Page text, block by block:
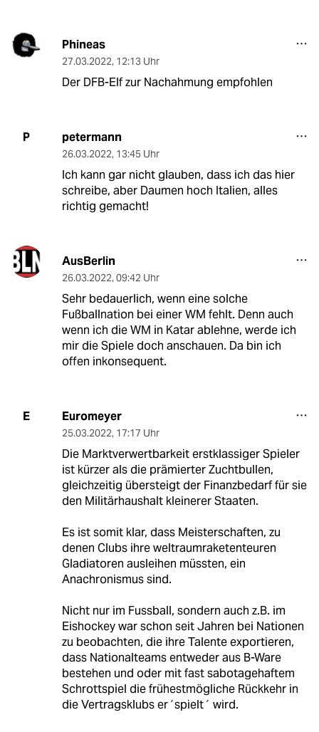
Phineas
27.03.2022, 12:13 Uhr
Der DFB-Elf zur Nachahmung empfohlen
P petermann
26.03.2022, 13:45 Uhr
Ich kann gar nicht glauben, dass ich das hier
schreibe, aber Daumen hoch Italien, alles
richtig gemacht!
AusBerlin
26.03.2022, 09:42 Uhr
Sehr bedauerlich, wenn eine solche
Fußballnation bei einer WM fehlt. Denn auch
wenn ich die WM in Katar ablehne, werde ich
mir die Spiele doch anschauen. Da bin ich
offen inkonsequent.
E Euromeyer
25.03.2022, 17:17 Uhr
Die Marktverwertbarkeit erstklassiger Spieler
ist kürzer als die prämierter Zuchtbullen,
gleichzeitig übersteigt der Finanzbedarf für sie
den Militärhaushalt kleinerer Staaten.
Es ist somit klar, dass Meisterschaften, zu
denen Clubs ihre weltraumraketenteuren
Gladiatoren ausleihen müssten, ein
Anachronismus sind.
Nicht nur im Fussball, sondern auch z.B. im
Eishockey war schon seit Jahren bei Nationen
zu beobachten, die ihre Talente exportieren,
dass Nationalteams entweder aus B-Ware
bestehen und oder mit fast sabotagehaftem
Schrottspiel die frühestmögliche Rückkehr in
die Vertragsklubs er´spielt´ wird.